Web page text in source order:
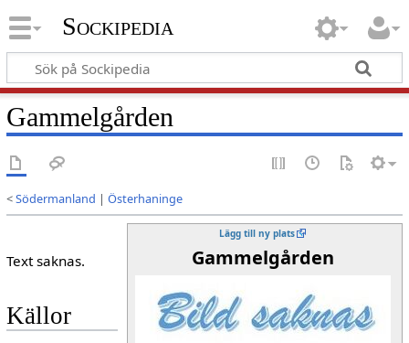
Sockipedia
Gammelgården
<Södermanland | Österhaninge
Lägg till ny plats
Gammelgården
Text saknas.
Källor